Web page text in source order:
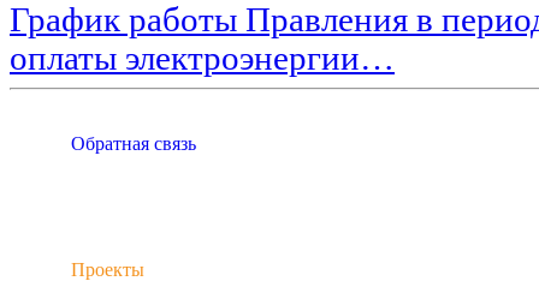
График работы Правления в
оплаты электроэнергии…
Обратная связь
Проекты